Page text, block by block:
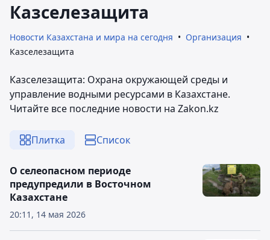
Казселезащита
Новости Казахстана и мира на сегодня
Организация
Казселезащита
Казселезащита: Охрана окружающей среды и
управление водными ресурсами в Казахстане.
Читайте все последние новости на Zakon.kz
Плитка Список
20:11, 14 мая 2026
О селеопасном периоде
предупредили в Восточном
Казахстане